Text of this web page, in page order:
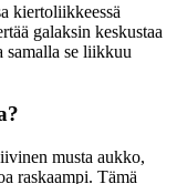
kiertoliikkeessä
galaksin keskustaa
samalla se liikkuu
musta aukko,
raskaampi. Tämä